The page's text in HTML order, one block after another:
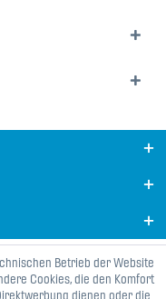
Betrieb der Website
Cookies, die den Komfort
dienen oder die